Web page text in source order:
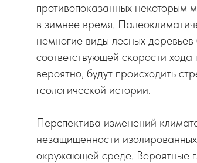
противопоказанных некоторым
в зимнее время.
немногие виды лесных
соответствующей скорости
вероятно, будут происходить
геологической истории.
Перспектива изменений
незащищенности
окружающей среде. Вероятные